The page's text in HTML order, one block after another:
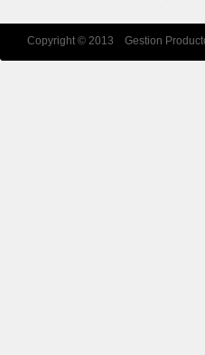
Copyright © 2013 Gestion